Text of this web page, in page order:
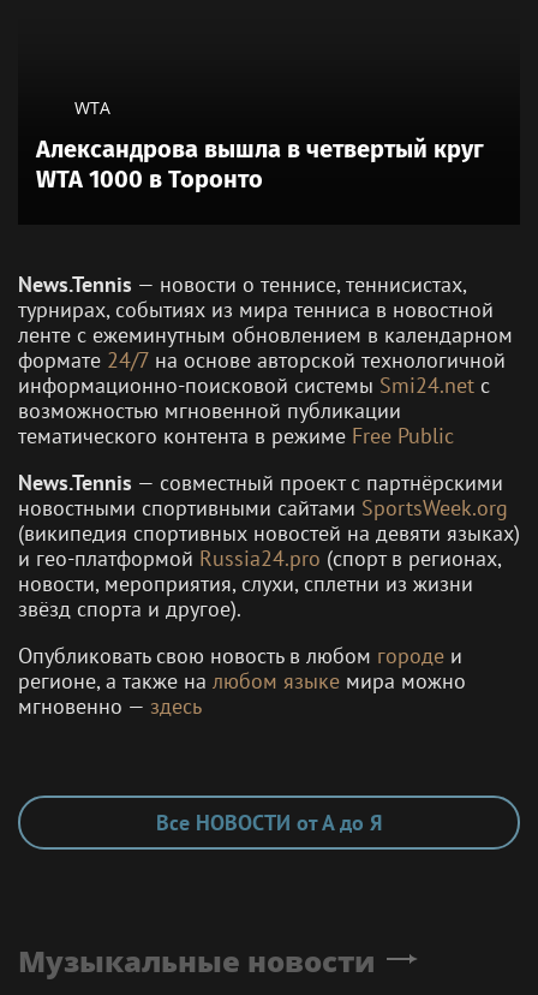
WTA
Александрова вышла в четвертый круг
WTA 1000 в Торонто
News.Tennis — новости о теннисе, теннисистах,
турнирах, событиях из мира тенниса в новостной
ленте с ежеминутным обновлением в календарном
формате 24/7 на основе авторской технологичной
информационно-поисковой системы Smi24.net с
возможностью мгновенной публикации
тематического контента в режиме Free Public
News.Tennis — совместный проект с партнёрскими
новостными спортивными сайтами SportsWeek.org
(википедия спортивных новостей на девяти языках)
и гео-платформой Russia24.pro (спорт в регионах,
новости, мероприятия, слухи, сплетни из жизни
звёзд спорта и другое).
Опубликовать свою новость в любом городе и
регионе, а также на любом языке мира можно
мгновенно — здесь
Все НОВОСТИ от А до Я
Музыкальные новости